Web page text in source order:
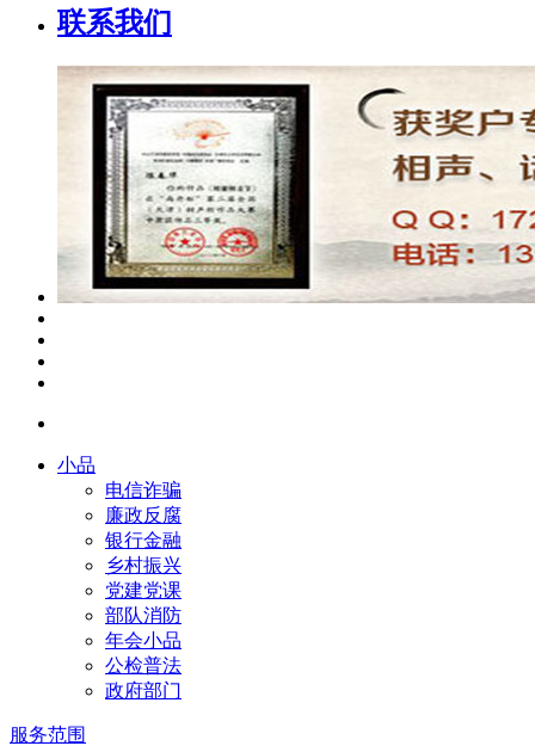
联系我们
小品
电信诈骗
廉政反腐
银行金融
乡村振兴
党建党课
部队消防
年会小品
公检普法
政府部门
服务范围